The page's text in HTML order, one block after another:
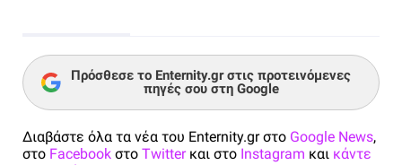
Πρόσθεσε το Enternity.gr στις προτεινόμενες
πηγές σου στη Google
Διαβάστε όλα τα νέα του Enternity.gr στο Google News,
στο Facebook στο Twitterκαι στο Instagram και κάντε